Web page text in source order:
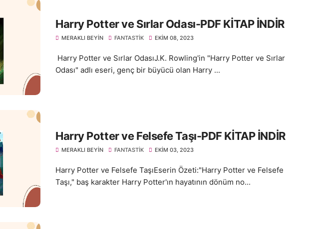
Harry Potter ve Sırlar Odası-PDF KİTAP İNDİR
MERAKLI BEYIN FANTASTIK EKIM 08, 2023
Harry Potter ve Sırlar OdasıJ.K. Rowling'in "Harry Potter ve Sırlar
Odası" adlı eseri, genç bir büyücü olan Harry ...
Harry Potter ve Felsefe Taşı-PDF KİTAP İNDİR
MERAKLI BEYIN FANTASTIK EKIM 03, 2023
Harry Potter ve Felsefe TaşıEserin Özeti:"Harry Potter ve Felsefe
Taşı," baş karakter Harry Potter'ın hayatının dönüm no...